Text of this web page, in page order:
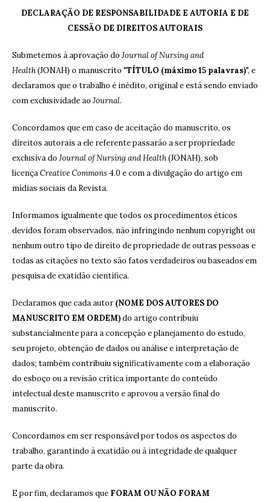
DECLARAÇÃO DE RESPONSABILIDADE E AUTORIA E DE
CESSÃO DE DIREITOS AUTORAIS
Submetemos à aprovação do Journal of Nursing and
Health(JONAH) o manuscrito "TÍTULO (máximo 15 palavras)", e
declaramos que o trabalho é inédito, original e está sendo enviado
com exclusividade ao Journal.
Concordamos que em caso de aceitação do manuscrito, os
direitos autorais a ele referente passarão a ser propriedade
exclusiva do Journal of Nursing and Health(JONAH), sob
licençaCreative Commons 4.0 e com a divulgação do artigo em
mídias sociais da Revista.
Informamos igualmente que todos os procedimentos éticos
devidos foram observados, não infringindo nenhum copyright ou
nenhum outro tipo de direito de propriedade de outras pessoas e
todas as citações no texto são fatos verdadeiros ou baseados em
pesquisa de exatidão científica.
Declaramos que cada autor(NOME DOS AUTORES DO
MANUSCRITO EM ORDEM)do artigo contribuiu
substancialmente para a concepção e planejamento do estudo,
seu projeto, obtenção de dados ou análise e interpretação de
dados; também contribuiu significativamente com a elaboração
do esboço ou a revisão crítica importante do conteúdo
intelectual deste manuscrito e aprovou a versão final do
manuscrito.
Concordamos em ser responsável por todos os aspectos do
trabalho, garantindo à exatidão ou à integridade de qualquer
parte da obra.
E por fim, declaramos que FORAM OU NÃO FORAM